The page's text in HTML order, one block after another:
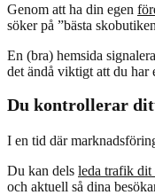
Genom att ha din egen
söker på ”bästa
En (bra) hemsida
det ändå viktigt att du har
Du kontrollerar
I en tid där
Du kan dels leda trafik dit
och aktuell så dina